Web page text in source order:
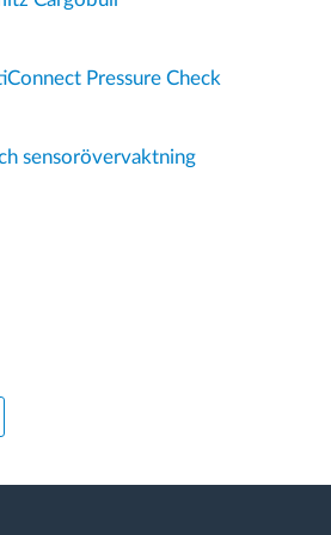
Pressure Check
sensorövervaktning